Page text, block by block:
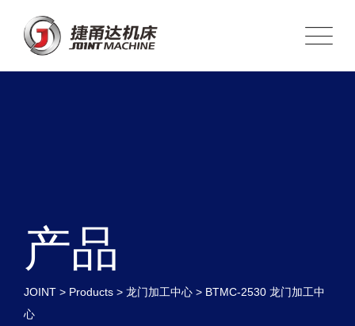
产品
JOINT > Products > 龙门加工中心 > BTMC-2530 龙门加工中
心